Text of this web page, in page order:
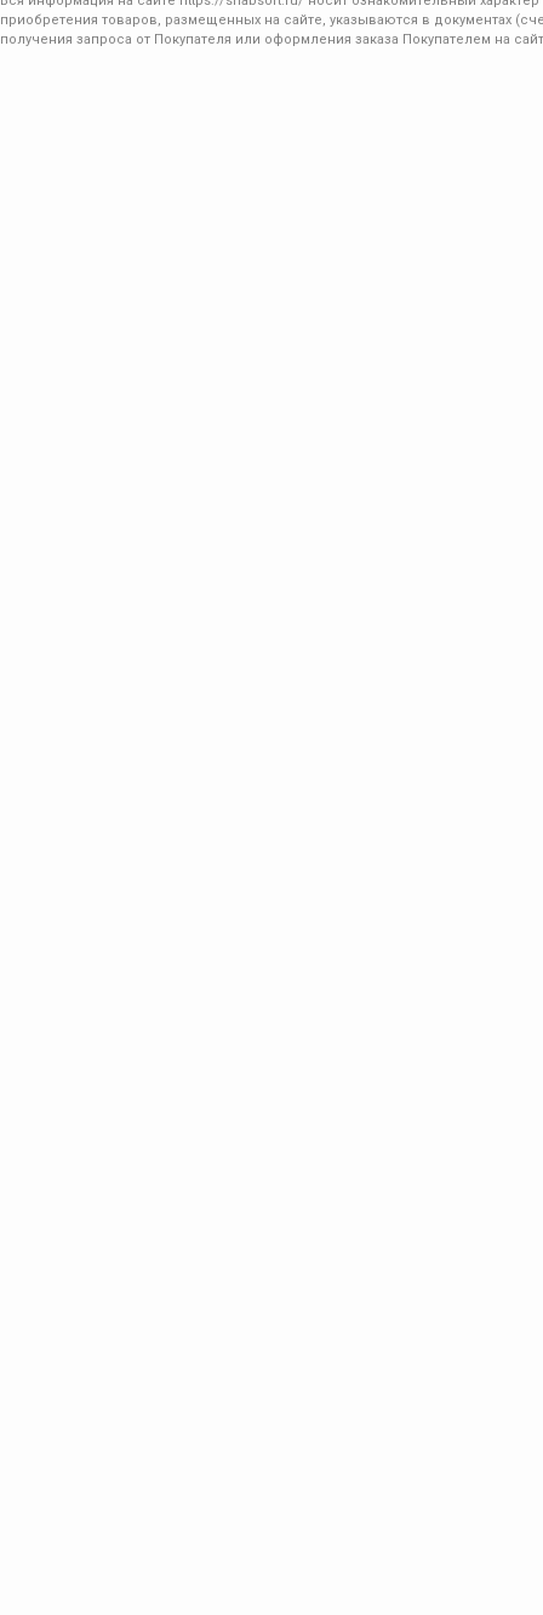
приобретения товаров, размещенных на сайте, указываются в документах
получения запроса от Покупателя или оформления заказа Покупателем на